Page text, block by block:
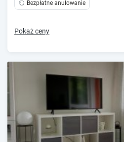
Bezpłatne anulowanie
Pokaż ceny